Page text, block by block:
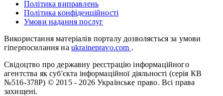
Політика виправлень
Політика конфіденційності
Умови надання послуг
Використання матеріалів порталу дозволяється за умови
гіперпосилання на ukrainepravo.com .
Свідоцтво про державну реєстрацію інформаційного
агентства як суб'єкта інформаційної діяльності (серія КВ
№516-378Р) © 2015 - 2026 Українське право. Всі права
захищені.